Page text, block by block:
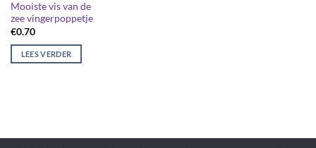
Mooiste vis van de
zee vingerpoppetje
€0.70
LEES VERDER